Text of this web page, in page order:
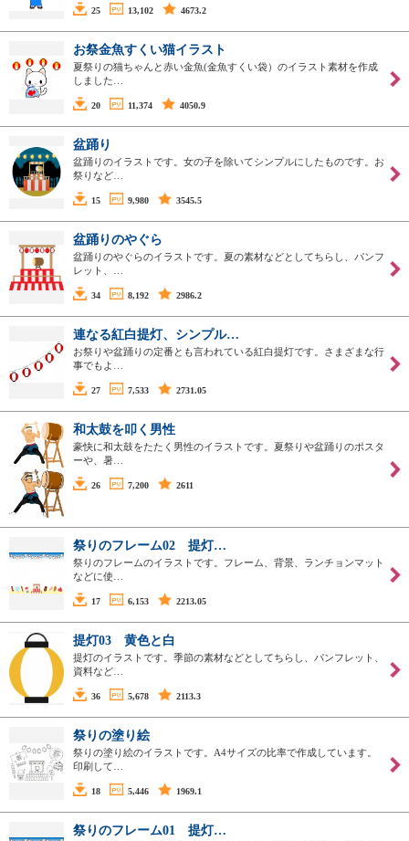
25 13,102 4673.2
お祭金魚すくい猫イラスト
夏祭りの猫ちゃんと赤い金魚(金魚すくい袋）のイラスト素材を作成
しました…
20 11,374 4050.9
盆踊り
盆踊りのイラストです。女の子を除いてシンプルにしたものです。お
祭りなど…
15 9,980 3545.5
盆踊りのやぐら
盆踊りのやぐらのイラストです。夏の素材などとしてちらし、パンフ
レット、…
34 8,192 2986.2
連なる紅白提灯、シンプル…
お祭りや盆踊りの定番とも言われている紅白提灯です。さまざまな行
事でもよ…
27 7,533 2731.05
和太鼓を叩く男性
豪快に和太鼓をたたく男性のイラストです。夏祭りや盆踊りのポスタ
ーや、暑…
26 7,200 2611
祭りのフレーム02 提灯…
祭りのフレームのイラストです。フレーム、背景、ランチョンマット
などに使…
17 6,153 2213.05
提灯03 黄色と白
提灯のイラストです。季節の素材などとしてちらし、パンフレット、
資料など…
36 5,678 2113.3
祭りの塗り絵
祭りの塗り絵のイラストです。A4サイズの比率で作成しています。
印刷して…
18 5,446 1969.1
祭りのフレーム01 提灯…